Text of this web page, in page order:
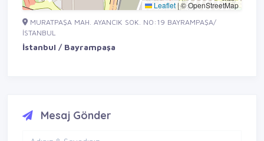
Leaflet|© OpenStreetMap
MURATPAŞA MAH. AYANCIK SOK. NO:19 BAYRAMPAŞA/
İSTANBUL
İstanbul / Bayrampaşa
Mesaj Gönder